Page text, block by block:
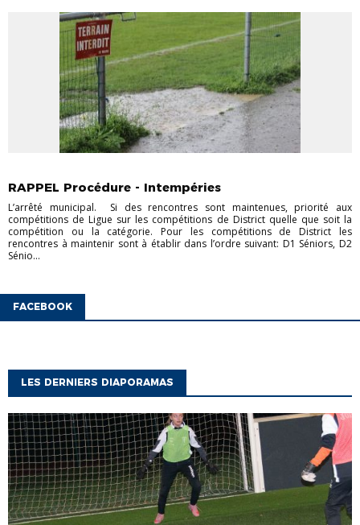
SÉNIORS
FOOT DES JEUNES À 11 FOOT FÉMININ
RAPPEL Procédure - Intempéries
L’arrêté municipal. Si des rencontres sont maintenues, priorité aux
compétitions de Ligue sur les compétitions de District quelle que soit la
compétition ou la catégorie. Pour les compétitions de District les
rencontres à maintenir sont à établir dans l’ordre suivant: D1 Séniors, D2
Sénio...
FACEBOOK
LES DERNIERS DIAPORAMAS